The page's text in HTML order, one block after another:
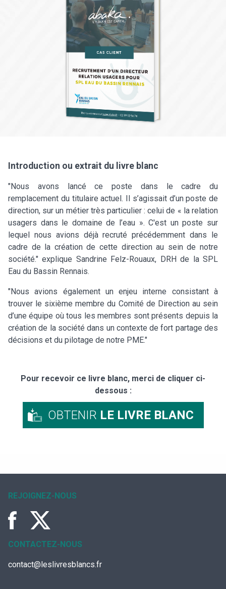
Introduction ou extrait du livre blanc
"Nous avons lancé ce poste dans le cadre du
remplacement du titulaire actuel. Il s’agissait d’un poste de
direction, sur un métier très particulier : celui de « la relation
usagers dans le domaine de l’eau ». C'est un poste sur
lequel nous avions déjà recruté précédemment dans le
cadre de la création de cette direction au sein de notre
société." explique Sandrine Felz-Rouaux, DRH de la SPL
Eau du Bassin Rennais.
"Nous avions également un enjeu interne consistant à
trouver le sixième membre du Comité de Direction au sein
d’une équipe où tous les membres sont présents depuis la
création de la société dans un contexte de fort partage des
décisions et du pilotage de notre PME."
Pour recevoir ce livre blanc, merci de cliquer ci-
dessous :
OBTENIR LE LIVRE BLANC
REJOIGNEZ-NOUS
CONTACTEZ-NOUS
contact@leslivresblancs.fr